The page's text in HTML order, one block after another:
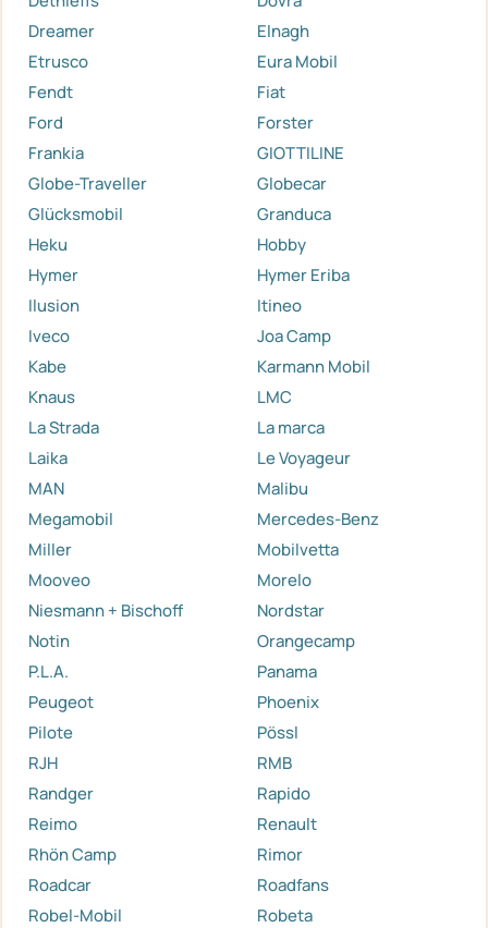
Dreamer
Elnagh
Etrusco
Eura Mobil
Fendt
Fiat
Ford
Forster
Frankia
GIOTTILINE
Globe-Traveller
Globecar
Glücksmobil
Granduca
Heku
Hobby
Hymer
Hymer Eriba
Ilusion
Itineo
Iveco
Joa Camp
Kabe
Karmann Mobil
Knaus
LMC
La Strada
La marca
Laika
Le Voyageur
MAN
Malibu
Megamobil
Mercedes-Benz
Miller
Mobilvetta
Mooveo
Morelo
Niesmann + Bischoff
Nordstar
Notin
Orangecamp
P.L.A.
Panama
Peugeot
Phoenix
Pilote
Pössl
RJH
RMB
Randger
Rapido
Reimo
Renault
Rhön Camp
Rimor
Roadcar
Roadfans
Robel-Mobil
Robeta